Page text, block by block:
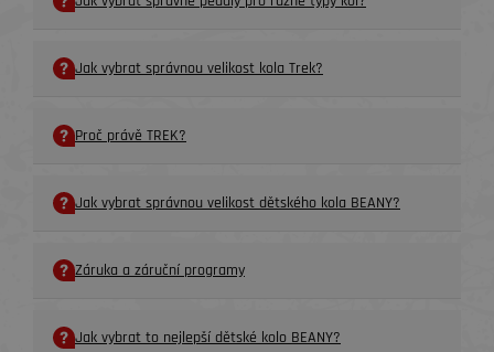
Jak vybrat správnou velikost kola Trek?
Proč právě TREK?
Jak vybrat správnou velikost dětského kola BEANY?
Záruka a záruční programy
Jak vybrat to nejlepší dětské kolo BEANY?